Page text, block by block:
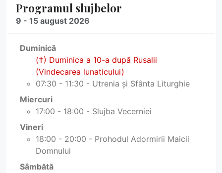
Programul slujbelor
9 - 15 august 2026
Duminică
(†) Duminica a 10-a după Rusalii
(Vindecarea lunaticului)
07:30 - 11:30 - Utrenia și Sfânta Liturghie
Miercuri
17:00 - 18:00 - Slujba Vecerniei
Vineri
18:00 - 20:00 - Prohodul Adormirii Maicii
Domnului
Sâmbătă